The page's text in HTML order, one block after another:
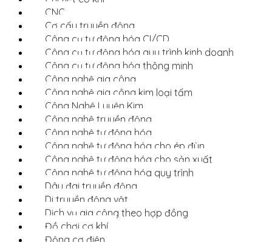
CNC
Cơ cấu truyền động
Công cụ tự động hóa CI/CD
Công cụ tự động hóa quy trình kinh doanh
Công cụ tự động hóa thông minh
Công nghệ gia công
Công nghệ gia công kim loại tấm
Công Nghệ Luyện Kim
Công nghệ truyền động
Công nghệ tự động hóa
Công nghệ tự động hóa cho ép đùn
Công nghệ tự động hóa cho sản xuất
Công nghệ tự động hóa quy trình
Dây đai truyền động
Di truyền động vật
Dịch vụ gia công theo hợp đồng
Đồ chơi cơ khí
Động cơ điện